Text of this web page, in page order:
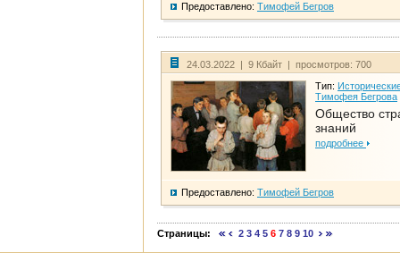
Предоставлено: Тимофей Бегров
24.03.2022 | 9 Кбайт | просмотров: 700
Тип:
Тимофея Бегрова
Общество
знаний
подробнее
Предоставлено: Тимофей Бегров
Страницы: 2 3 4 5 6 7 8 9 10